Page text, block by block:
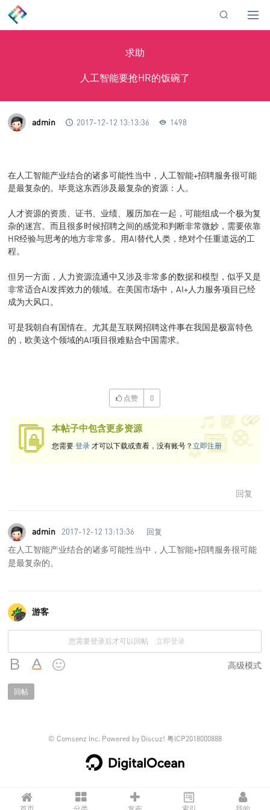
求助
人工智能要抢HR的饭碗了
admin 2017-12-12 13:13:36 1498
在人工智能产业结合的诸多可能性当中，人工智能+招聘服务很可能
是最复杂的。毕竟这东西涉及最复杂的资源：人。
人才资源的资质、证书、业绩、履历加在一起，可能组成一个极为复
杂的迷宫。而且很多时候招聘之间的感觉和判断非常微妙，需要依靠
HR经验与思考的地方非常多。用AI替代人类，绝对个任重道远的工
程。
但另一方面，人力资源流通中又涉及非常多的数据和模型，似乎又是
非常适合AI发挥效力的领域。在美国市场中，AI+人力服务项目已经
成为大风口。
可是我朝自有国情在。尤其是互联网招聘这件事在我国是极富特色
的，欧美这个领域的AI项目很难贴合中国需求。
点赞 0
本帖子中包含更多资源
您需要登录 才可以下载或查看，没有账号？立即注册
x
回复
admin 2017-12-12 13:13:36 回复
在人工智能产业结合的诸多可能性当中，人工智能+招聘服务很可能
是最复杂的。
游客
您需要登录后才可以回帖 立即登录
高级模式
回帖
© Comsenz Inc. Powered by Discuz! 粤ICP2018000888